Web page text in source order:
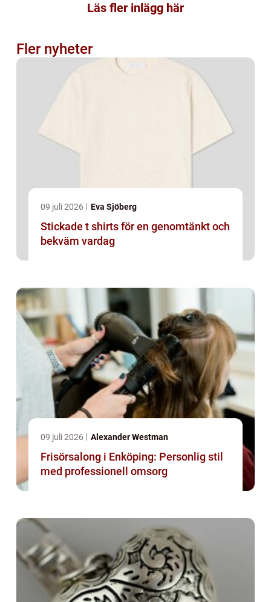
Läs fler inlägg här
Fler nyheter
09 juli 2026 Eva Sjöberg
Stickade t shirts för en genomtänkt och
bekväm vardag
09 juli 2026 Alexander Westman
Frisörsalong i Enköping: Personlig stil
med professionell omsorg